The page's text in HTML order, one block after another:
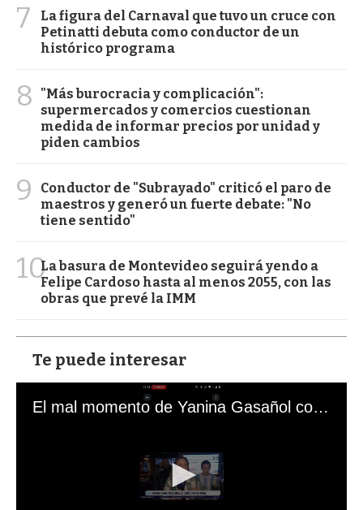
7
La figura del Carnaval que tuvo un cruce con
Petinatti debuta como conductor de un
histórico programa
8
"Más burocracia y complicación":
supermercados y comercios cuestionan
medida de informar precios por unidad y
piden cambios
9
Conductor de "Subrayado" criticó el paro de
maestros y generó un fuerte debate: "No
tiene sentido"
10La basura de Montevideo seguirá yendo a
Felipe Cardoso hasta al menos 2055, con las
obras que prevé la IMM
Te puede interesar
El mal momento de Yanina Gasañol con un hincha argentino en "Subrayado"